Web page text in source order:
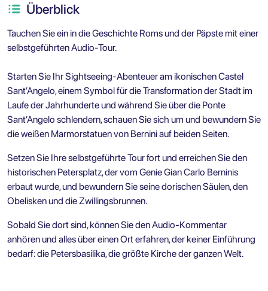
Überblick
Tauchen Sie ein in die Geschichte Roms und der Päpste mit einer
selbstgeführten Audio-Tour.
Starten Sie Ihr Sightseeing-Abenteuer am ikonischen Castel
Sant’Angelo, einem Symbol für die Transformation der Stadt im
Laufe der Jahrhunderte und während Sie über die Ponte
Sant’Angelo schlendern, schauen Sie sich um und bewundern Sie
die weißen Marmorstatuen von Bernini auf beiden Seiten.
Setzen Sie Ihre selbstgeführte Tour fort und erreichen Sie den
historischen Petersplatz, der vom Genie Gian Carlo Berninis
erbaut wurde, und bewundern Sie seine dorischen Säulen, den
Obelisken und die Zwillingsbrunnen.
Sobald Sie dort sind, können Sie den Audio-Kommentar
anhören und alles über einen Ort erfahren, der keiner Einführung
bedarf: die Petersbasilika, die größte Kirche der ganzen Welt.